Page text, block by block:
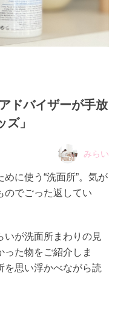
ドバイザーが手放
」
みらい
に使う“洗面所”。気が
のでごった返してい
いが洗面所まわりの見
た物をご紹介しま
を思い浮かべながら読